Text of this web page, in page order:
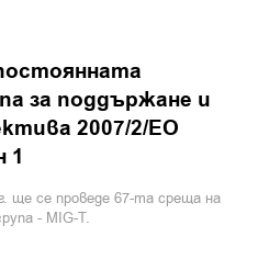
за поддържане и
2007/2/ЕО
1
ще се проведе 67-та среща на
- MIG-T.